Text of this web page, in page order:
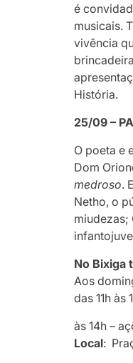
é
musicais.
vivência
História.
25/09 –
O poeta e
Dom
medroso.
Netho, o
miudezas;
No Bixiga
Aos
das 11h
às 14h –
Local: